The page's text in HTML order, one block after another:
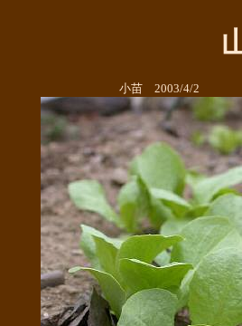
小苗 2003/4/2